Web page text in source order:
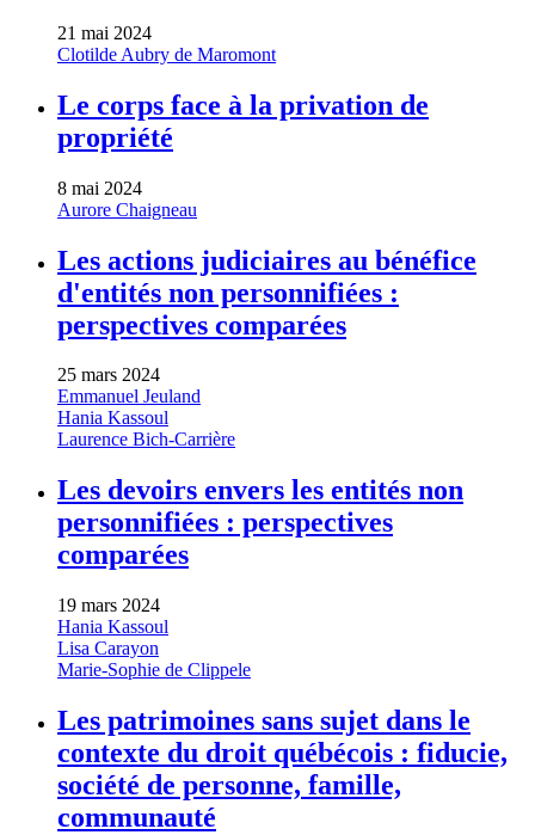
21 mai 2024
Clotilde Aubry de Maromont
Le corps face à la privation de
propriété
8 mai 2024
Aurore Chaigneau
Les actions judiciaires au bénéfice
d'entités non personnifiées :
perspectives comparées
25 mars 2024
Emmanuel Jeuland
Hania Kassoul
Laurence Bich-Carrière
Les devoirs envers les entités non
personnifiées : perspectives
comparées
19 mars 2024
Hania Kassoul
Lisa Carayon
Marie-Sophie de Clippele
Les patrimoines sans sujet dans le
contexte du droit québécois : fiducie,
société de personne, famille,
communauté